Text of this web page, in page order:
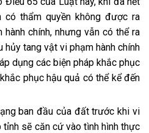
có thẩm quyền không được ra
chính, nhưng vẫn có thể ra
tang vật vi phạm hành chính
dụng các biện pháp khắc phục
phục hậu quả có thể kể đến
ban đầu của đất trước khi vi
tỉnh sẽ căn cứ vào tình hình thực